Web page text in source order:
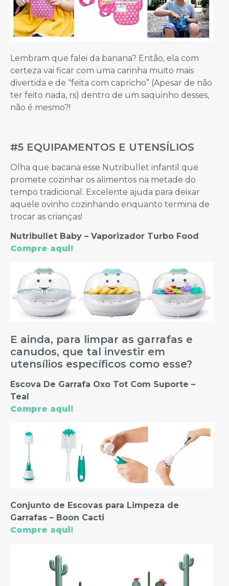
Lembram que falei da banana? Então, ela com
certeza vai ficar com uma carinha muito mais
divertida e de “feita com capricho” (Apesar de não
ter feito nada, rs) dentro de um saquinho desses,
não é mesmo?!
#5 EQUIPAMENTOS E UTENSÍLIOS
Olha que bacana esse Nutribullet infantil que
promete cozinhar os alimentos na metade do
tempo tradicional. Excelente ajuda para deixar
aquele ovinho cozinhando enquanto termina de
trocar as crianças!
Nutribullet Baby – Vaporizador Turbo Food
Compre aqui!
E ainda, para limpar as garrafas e
canudos, que tal investir em
utensílios específicos como esse?
Escova De Garrafa Oxo Tot Com Suporte –
Teal
Compre aqui!
Conjunto de Escovas para Limpeza de
Garrafas – Boon Cacti
Compre aqui!